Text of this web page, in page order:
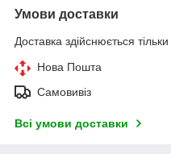
Умови доставки
Доставка здійснюється
Нова Пошта
Самовивіз
Всі умови доставки